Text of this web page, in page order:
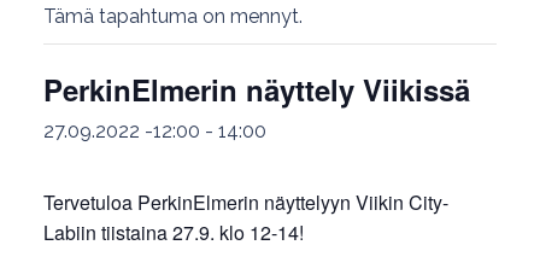
Tämä tapahtuma on mennyt.
PerkinElmerin näyttely Viikissä
27.09.2022 -12:00 - 14:00
Tervetuloa PerkinElmerin näyttelyyn Viikin City-
Labiin tiistaina 27.9. klo 12-14!